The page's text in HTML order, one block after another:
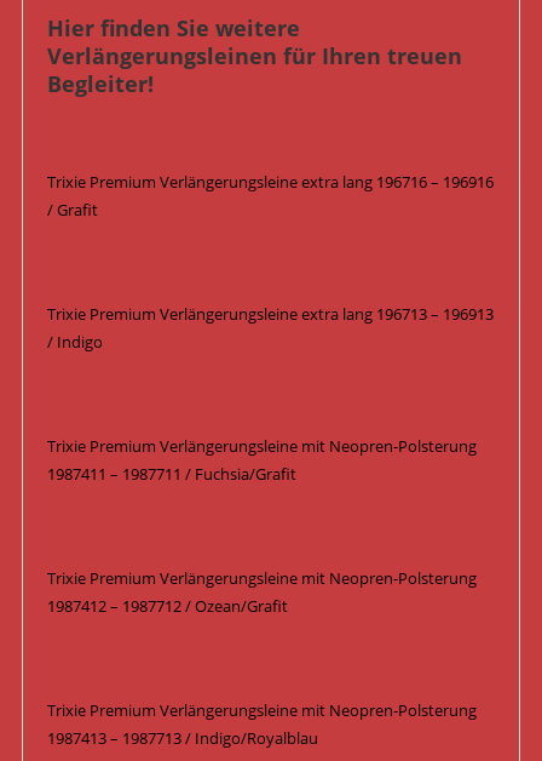
Hier finden Sie weitere
Verlängerungsleinen für Ihren treuen
Begleiter!
Trixie Premium Verlängerungsleine extra lang 196716 – 196916
/ Grafit
Trixie Premium Verlängerungsleine extra lang 196713 – 196913
/ Indigo
Trixie Premium Verlängerungsleine mit Neopren-Polsterung
1987411 – 1987711 / Fuchsia/Grafit
Trixie Premium Verlängerungsleine mit Neopren-Polsterung
1987412 – 1987712 / Ozean/Grafit
Trixie Premium Verlängerungsleine mit Neopren-Polsterung
1987413 – 1987713 / Indigo/Royalblau